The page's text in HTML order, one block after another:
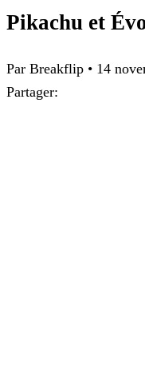
Pikachu et
Par Breakflip • 14
Partager: